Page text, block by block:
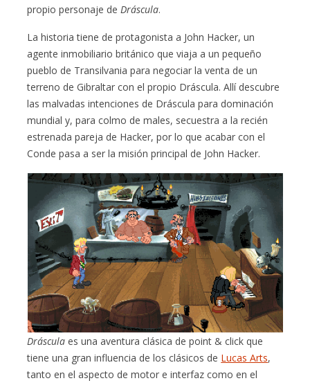
propio personaje de Dráscula.
La historia tiene de protagonista a John Hacker, un
agente inmobiliario británico que viaja a un pequeño
pueblo de Transilvania para negociar la venta de un
terreno de Gibraltar con el propio Dráscula. Allí descubre
las malvadas intenciones de Dráscula para dominación
mundial y, para colmo de males, secuestra a la recién
estrenada pareja de Hacker, por lo que acabar con el
Conde pasa a ser la misión principal de John Hacker.
Dráscula es una aventura clásica de point & click que
tiene una gran influencia de los clásicos de Lucas Arts,
tanto en el aspecto de motor e interfaz como en el